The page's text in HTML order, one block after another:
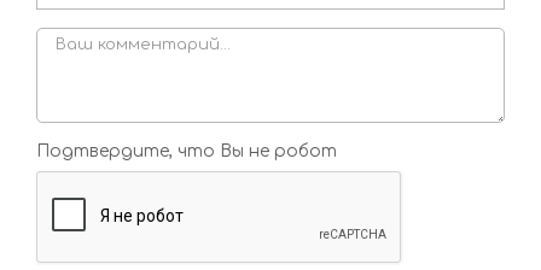
Подтвердите, что Вы не робот